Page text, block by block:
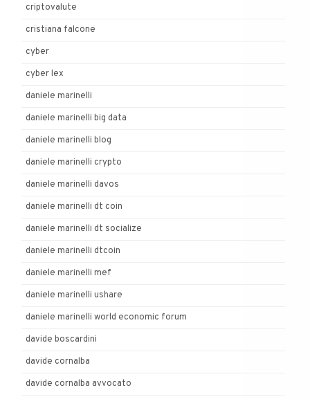
criptovalute
cristiana falcone
cyber
cyber lex
daniele marinelli
daniele marinelli big data
daniele marinelli blog
daniele marinelli crypto
daniele marinelli davos
daniele marinelli dt coin
daniele marinelli dt socialize
daniele marinelli dtcoin
daniele marinelli mef
daniele marinelli ushare
daniele marinelli world economic forum
davide boscardini
davide cornalba
davide cornalba avvocato